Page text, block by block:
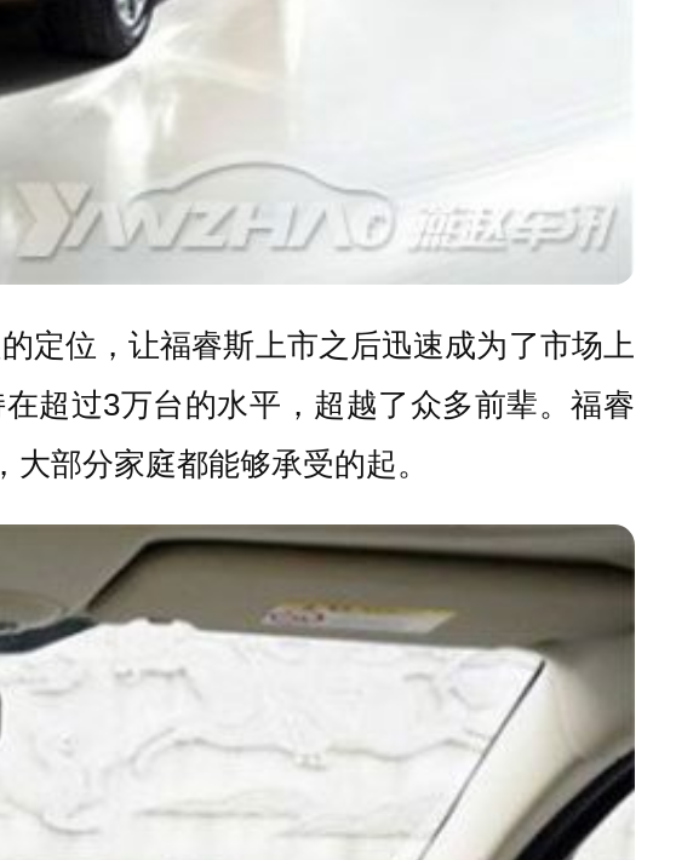
定位，让福睿斯上市之后迅速成为了市场上
超过3万台的水平，超越了众多前辈。福睿
部分家庭都能够承受的起。